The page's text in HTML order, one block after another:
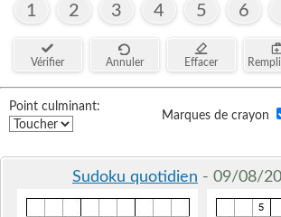
1 2 3 4 5 6
Vérifier Annuler Effacer
Point culminant:
Marques de crayon
Sudoku quotidien - 09/08/